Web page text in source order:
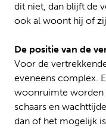
dit niet, dan blijft de
ook al woont hij of
De positie van de
Voor de
eveneens complex.
woonruimte worden
schaars en
dan of het mogelijk